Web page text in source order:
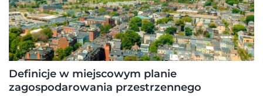
Definicje w miejscowym planie
zagospodarowania przestrzennego